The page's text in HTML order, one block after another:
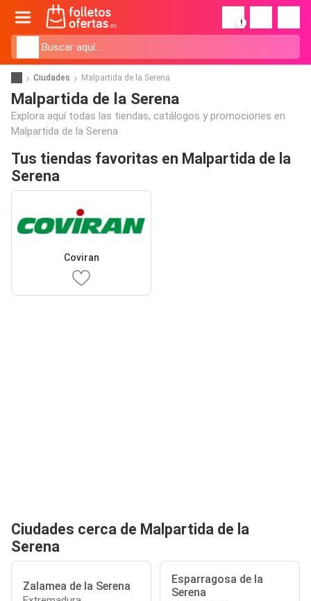
!
Ciudades Malpartida de la Serena
Malpartida de la Serena
Explora aquí todas las tiendas, catálogos y promociones en
Malpartida de la Serena
Tus tiendas favoritas en Malpartida de la
Serena
Coviran
Ciudades cerca de Malpartida de la
Serena
Zalamea de la Serena
Esparragosa de la
Serena